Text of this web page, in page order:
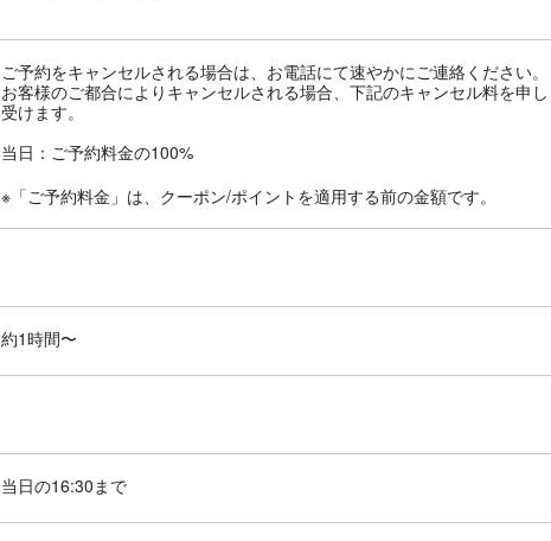
ご予約をキャンセルされる場合は、お電話にて速やかにご連絡ください。
お客様のご都合によりキャンセルされる場合、下記のキャンセル料を申し
受けます。
当日：ご予約料金の100%
※「ご予約料金」は、クーポン/ポイントを適用する前の金額です。
約1時間〜
当日の16:30まで